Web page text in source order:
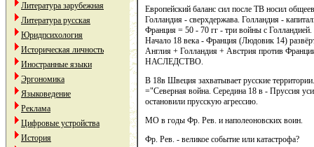
Литература зарубежная
Литература русская
Юридпсихология
Историческая личность
Иностранные языки
Эргономика
Языковедение
Реклама
Цифровые устройства
История
Европейский баланс сил после ТВ носил
Голландия - сверхдержава. Голландия -
Франция = 50 - 70 гг - три войны с Голландией.
Начало 18 века - Франция (Людовик 14)
Англия + Голландия + Австрия против
НАСЛЕДСТВО.
В 18в Швеция захватывает русские
="Северная война. Середина 18 в - Пруссия
остановили прусскую агрессию.
МО в годы Фр. Рев. и наполеоновских воин.
Фр. Рев. - великое событие или катастрофа?